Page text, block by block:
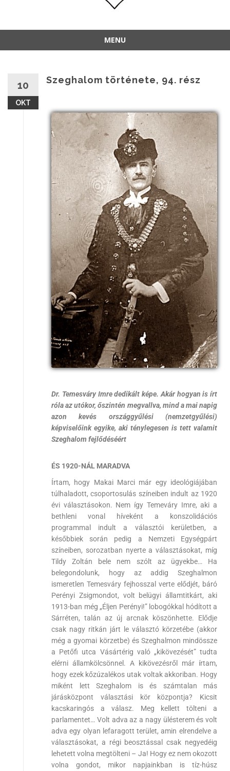
MENU
10
OKT
Szeghalom története, 94. rész
Dr. Temesváry Imre dedikált képe. Akár hogyan is írt
róla az utókor, őszintén megvallva, mind a mai napig
azon kevés országgyűlési (nemzetgyűlési)
képviselőink egyike, aki ténylegesen is tett valamit
Szeghalom fejlődéséért
ÉS 1920-NÁL MARADVA
Írtam, hogy Makai Marci már egy ideológiájában
túlhaladott, csoportosulás színeiben indult az 1920
évi választásokon. Nem így Temeváry Imre, aki a
bethleni vonal híveként a konszolidációs
programmal indult a választói kerületben, a
későbbiek során pedig a Nemzeti Egységpárt
színeiben, sorozatban nyerte a választásokat, míg
Tildy Zoltán bele nem szólt az ügyekbe… Ha
belegondolunk, hogy az addig Szeghalmon
ismeretlen Temesváry fejhosszal verte elődjét, báró
Perényi Zsigmondot, volt belügyi államtitkárt, aki
1913-ban még „Éljen Perényi!” lobogókkal hódított a
Sárréten, talán az új arcnak köszönhette. Elődje
csak nagy ritkán járt le választó körzetébe (akkor
még a gyomai körzetbe) és Szeghalmon mindössze
a Petőfi utca Vásártérig való „kikövezését” tudta
elérni államkölcsönnel. A kikövezésről már írtam,
hogy ezek kőzúzalékos utak voltak akkoriban. Hogy
miként lett Szeghalom is és számtalan más
járásközpont választási kör központja? Kicsit
kacskaringós a válasz. Meg kellett tölteni a
parlamentet… Volt adva az a nagy ülésterem és volt
adva egy olyan lefaragott terület, amin elrendelve a
választásokat, a régi beosztással csak negyedéig
lehetett volna megtölteni – Ja! Hogy ez nem okozott
volna gondot, mikor napjainkban is tíz-húsz